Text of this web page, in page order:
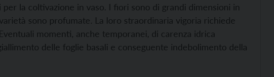
la coltivazione in vaso. I fiori sono di grandi dimensioni in
sono profumate. La loro straordinaria vigoria richiede
momenti, anche temporanei, di carenza idrica
delle foglie basali e conseguente indebolimento della